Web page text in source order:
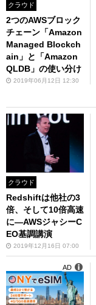
クラウド
2つのAWSブロック
チェーン「Amazon
Managed Blockch
ain」と「Amazon
QLDB」の使い分け
2019年06月12日 12:30
クラウド
Redshiftは他社の3
倍、そして10倍高速
に―AWSジャシーC
EO基調講演
2019年12月16日 07:00
AD